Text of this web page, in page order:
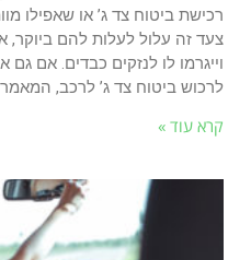
רכישת ביטוח צד ג’ או שאפילו
צעד זה עלול לעלות להם ביוקר,
וייגרמו לו לנזקים כבדים. אם
לרכוש ביטוח צד ג’ לרכב,
קרא עוד »